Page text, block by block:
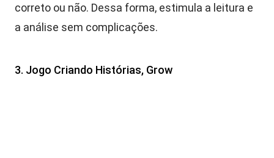
correto ou não. Dessa forma, estimula a leitura e
a análise sem complicações.
3. Jogo Criando Histórias, Grow